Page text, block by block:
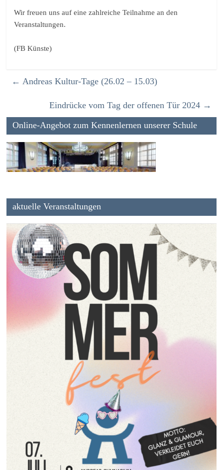
Wir freuen uns auf eine zahlreiche Teilnahme an den
Veranstaltungen.
(FB Künste)
← Andreas Kultur-Tage (26.02 – 15.03)
Eindrücke vom Tag der offenen Tür 2024 →
Online-Angebot zum Kennenlernen unserer Schule
aktuelle Veranstaltungen